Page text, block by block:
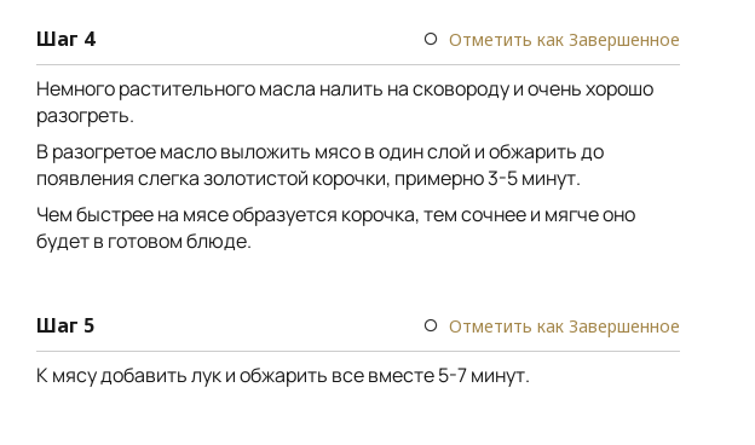
Шаг 4 Отметить как Завершенное
Немного растительного масла налить на сковороду и очень хорошо
разогреть.
В разогретое масло выложить мясо в один слой и обжарить до
появления слегка золотистой корочки, примерно 3-5 минут.
Чем быстрее на мясе образуется корочка, тем сочнее и мягче оно
будет в готовом блюде.
Шаг 5 Отметить как Завершенное
К мясу добавить лук и обжарить все вместе 5-7 минут.